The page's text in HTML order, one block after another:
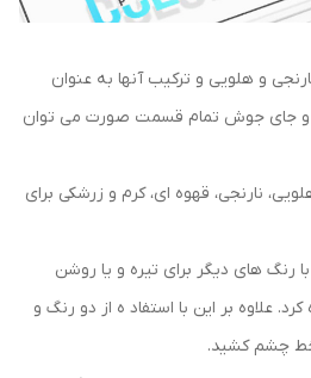
و هلویی و ترکیب آنها به عنوان
و جای جوش تمام قسمت صورت می توان
نارنجی، قهوه ای، کرم و زرشکی برای
رنگ های دیگر برای تیره و یا روشن
علاوه بر این با استفاد ه از دو رنگ و
چشم کشید.